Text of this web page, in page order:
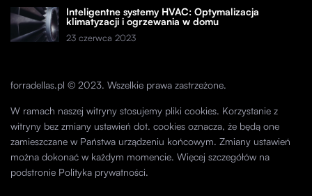
Inteligentne systemy HVAC: Optymalizacja
klimatyzacji i ogrzewania w domu
23 czerwca 2023
forradellas.pl © 2023. Wszelkie prawa zastrzeżone.
W ramach naszej witryny stosujemy pliki cookies. Korzystanie z
witryny bez zmiany ustawień dot. cookies oznacza, że będą one
zamieszczane w Państwa urządzeniu końcowym. Zmiany ustawień
można dokonać w każdym momencie. Więcej szczegółów na
podstronie Polityka prywatności.